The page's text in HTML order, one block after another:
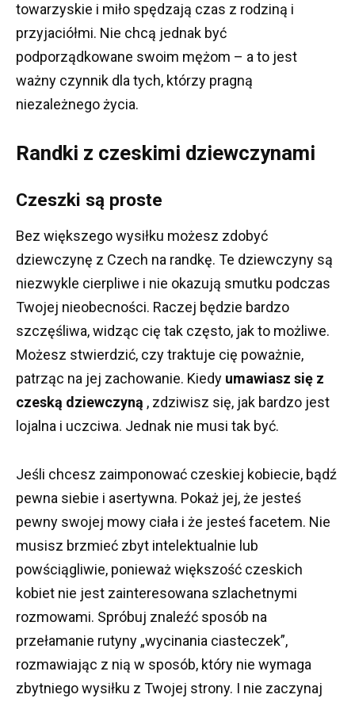
towarzyskie i miło spędzają czas z rodziną i
przyjaciółmi. Nie chcą jednak być
podporządkowane swoim mężom – a to jest
ważny czynnik dla tych, którzy pragną
niezależnego życia.
Randki z czeskimi dziewczynami
Czeszki są proste
Bez większego wysiłku możesz zdobyć
dziewczynę z Czech na randkę. Te dziewczyny są
niezwykle cierpliwe i nie okazują smutku podczas
Twojej nieobecności. Raczej będzie bardzo
szczęśliwa, widząc cię tak często, jak to możliwe.
Możesz stwierdzić, czy traktuje cię poważnie,
patrząc na jej zachowanie. Kiedy umawiasz się z
czeską dziewczyną , zdziwisz się, jak bardzo jest
lojalna i uczciwa. Jednak nie musi tak być.
Jeśli chcesz zaimponować czeskiej kobiecie, bądź
pewna siebie i asertywna. Pokaż jej, że jesteś
pewny swojej mowy ciała i że jesteś facetem. Nie
musisz brzmieć zbyt intelektualnie lub
powściągliwie, ponieważ większość czeskich
kobiet nie jest zainteresowana szlachetnymi
rozmowami. Spróbuj znaleźć sposób na
przełamanie rutyny „wycinania ciasteczek”,
rozmawiając z nią w sposób, który nie wymaga
zbytniego wysiłku z Twojej strony. I nie zaczynaj